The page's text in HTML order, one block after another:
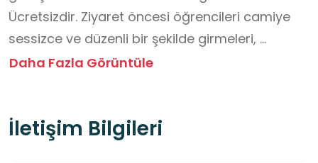
Ücretsizdir. Ziyaret öncesi öğrencileri camiye
sessizce ve düzenli bir şekilde girmeleri,
ayakkabılarını çıkarıp düzenli şekilde
konuşmamaları, bilgilendirme yapan kişiyi
Daha Fazla Görüntüle
İletişim Bilgileri